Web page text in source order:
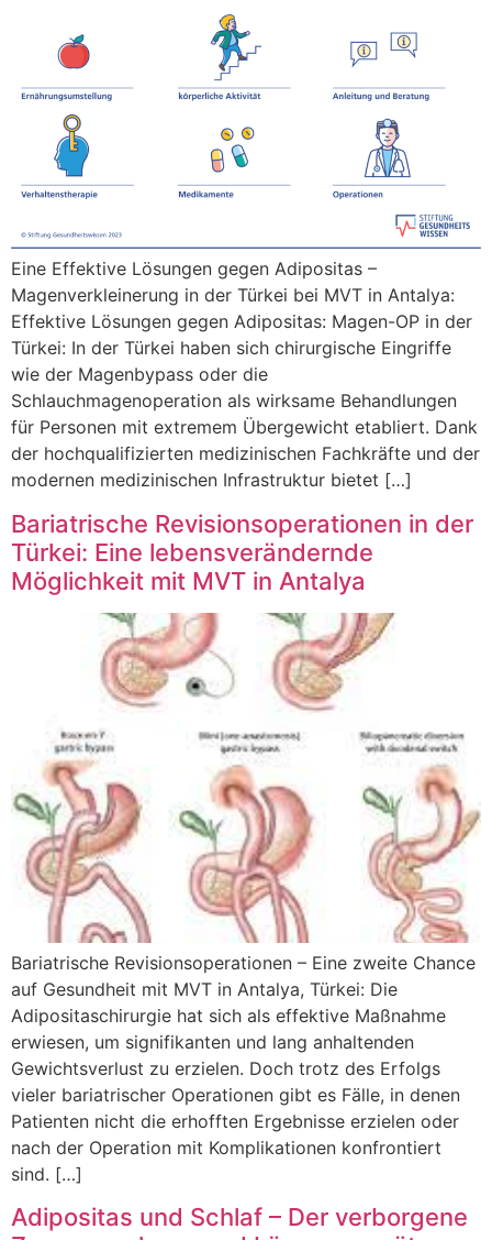
Eine Effektive Lösungen gegen Adipositas –
Magenverkleinerung in der Türkei bei MVT in Antalya:
Effektive Lösungen gegen Adipositas: Magen-OP in der
Türkei: In der Türkei haben sich chirurgische Eingriffe
wie der Magenbypass oder die
Schlauchmagenoperation als wirksame Behandlungen
für Personen mit extremem Übergewicht etabliert. Dank
der hochqualifizierten medizinischen Fachkräfte und der
modernen medizinischen Infrastruktur bietet […]
Bariatrische Revisionsoperationen in der
Türkei: Eine lebensverändernde
Möglichkeit mit MVT in Antalya
Bariatrische Revisionsoperationen – Eine zweite Chance
auf Gesundheit mit MVT in Antalya, Türkei: Die
Adipositaschirurgie hat sich als effektive Maßnahme
erwiesen, um signifikanten und lang anhaltenden
Gewichtsverlust zu erzielen. Doch trotz des Erfolgs
vieler bariatrischer Operationen gibt es Fälle, in denen
Patienten nicht die erhofften Ergebnisse erzielen oder
nach der Operation mit Komplikationen konfrontiert
sind. […]
Adipositas und Schlaf – Der verborgene